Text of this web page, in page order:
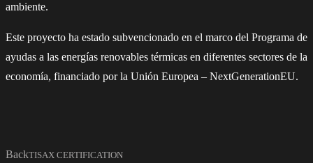
ambiente.
Este proyecto ha estado subvencionado en el marco del Programa de
ayudas a las energías renovables térmicas en diferentes sectores de la
economía, financiado por la Unión Europea – NextGenerationEU.
BackTISAX CERTIFICATION